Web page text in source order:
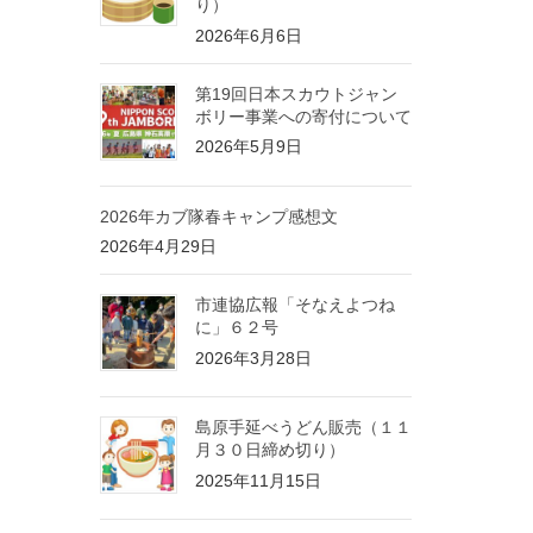
り）
2026年6月6日
第19回日本スカウトジャン
ボリー事業への寄付について
2026年5月9日
2026年カブ隊春キャンプ感想文
2026年4月29日
市連協広報「そなえよつね
に」６２号
2026年3月28日
島原手延べうどん販売（１１
月３０日締め切り）
2025年11月15日